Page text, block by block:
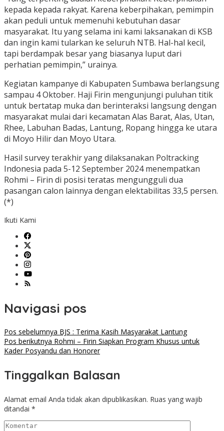
kepada kepada rakyat. Karena keberpihakan, pemimpin
akan peduli untuk memenuhi kebutuhan dasar
masyarakat. Itu yang selama ini kami laksanakan di KSB
dan ingin kami tularkan ke seluruh NTB. Hal-hal kecil,
tapi berdampak besar yang biasanya luput dari
perhatian pemimpin,” urainya.
Kegiatan kampanye di Kabupaten Sumbawa berlangsung
sampau 4 Oktober. Haji Firin mengunjungi puluhan titik
untuk bertatap muka dan berinteraksi langsung dengan
masyarakat mulai dari kecamatan Alas Barat, Alas, Utan,
Rhee, Labuhan Badas, Lantung, Ropang hingga ke utara
di Moyo Hilir dan Moyo Utara.
Hasil survey terakhir yang dilaksanakan Poltracking
Indonesia pada 5-12 September 2024 menempatkan
Rohmi – Firin di posisi teratas mengungguli dua
pasangan calon lainnya dengan elektabilitas 33,5 persen.
(*)
Ikuti Kami
Navigasi pos
Pos sebelumnya BJS : Terima Kasih Masyarakat Lantung
Pos berikutnya Rohmi – Firin Siapkan Program Khusus untuk
Kader Posyandu dan Honorer
Tinggalkan Balasan
Alamat email Anda tidak akan dipublikasikan. Ruas yang wajib
ditandai *